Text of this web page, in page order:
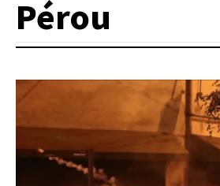
Pérou